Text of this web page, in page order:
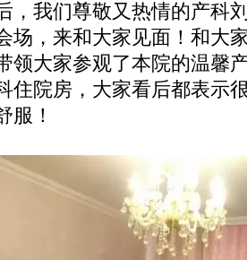
，我们尊敬又热情的产科
场，来和大家见面！和大
领大家参观了本院的温馨
住院房，大家看后都表示
服！